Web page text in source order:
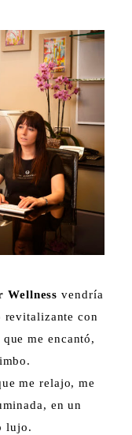
Wellnessvendría
revitalizante con
que me encantó,
me relajo, me
en un
lujo.